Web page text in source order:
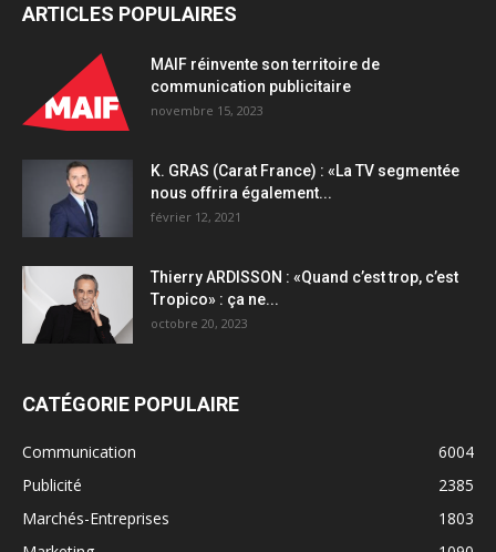
l’échelle
première
fois»
ARTICLES POPULAIRES
MAIF réinvente son territoire de
communication publicitaire
novembre 15, 2023
K. GRAS (Carat France) : «La TV segmentée
nous offrira également...
février 12, 2021
Thierry ARDISSON : «Quand c’est trop, c’est
Tropico» : ça ne...
octobre 20, 2023
CATÉGORIE POPULAIRE
Communication
6004
Publicité
2385
Marchés-Entreprises
1803